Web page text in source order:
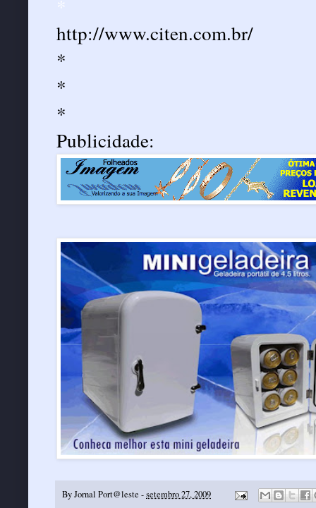
*
http://www.citen.com.br/
*
*
*
Publicidade:
ByJornal Port@leste -setembro 27, 2009